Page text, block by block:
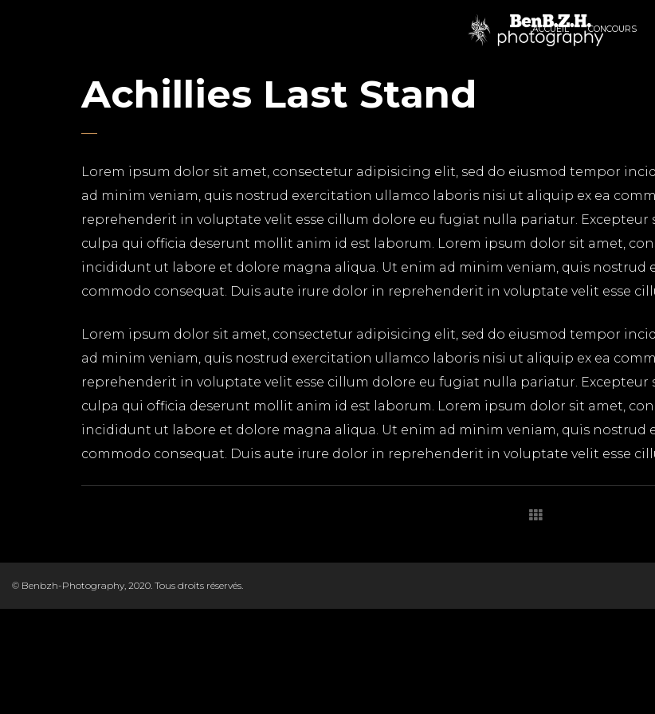
ACCUEIL CONCOURS
Achillies Last Stand
Lorem ipsum dolor sit amet, consectetur adipisicing elit, sed do eiusmod tempor
ad minim veniam, quis nostrud exercitation ullamco laboris nisi ut aliquip ex ea
reprehenderit in voluptate velit esse cillum dolore eu fugiat nulla pariatur.
culpa qui officia deserunt mollit anim id est laborum. Lorem ipsum dolor sit amet,
incididunt ut labore et dolore magna aliqua. Ut enim ad minim veniam, quis nostrud
commodo consequat. Duis aute irure dolor in reprehenderit in voluptate velit esse
Lorem ipsum dolor sit amet, consectetur adipisicing elit, sed do eiusmod tempor
ad minim veniam, quis nostrud exercitation ullamco laboris nisi ut aliquip ex ea
reprehenderit in voluptate velit esse cillum dolore eu fugiat nulla pariatur.
culpa qui officia deserunt mollit anim id est laborum. Lorem ipsum dolor sit amet,
incididunt ut labore et dolore magna aliqua. Ut enim ad minim veniam, quis nostrud
commodo consequat. Duis aute irure dolor in reprehenderit in voluptate velit esse
© Benbzh-Photography, 2020. Tous droits réservés.